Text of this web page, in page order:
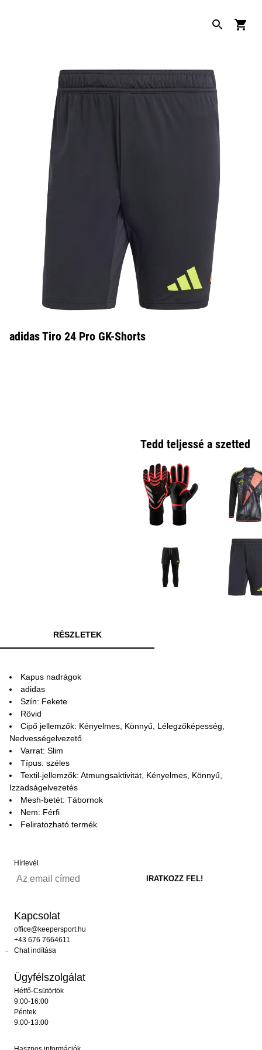
adidas Tiro 24 Pro GK-Shorts
Tedd teljessé a szetted
RÉSZLETEK
Kapus nadrágok
adidas
Szín: Fekete
Rövid
Cipő jellemzők: Kényelmes, Könnyű, Lélegzőképesség,
Nedvességelvezető
Varrat: Slim
Típus: széles
Textil-jellemzők: Atmungsaktivität, Kényelmes, Könnyű,
Izzadságelvezetés
Mesh-betét: Tábornok
Nem: Férfi
Feliratozható termék
Hírlevél
Kapcsolat
office@keepersport.hu
+43 676 7664611
Chat indítása
Ügyfélszolgálat
Hétfő-Csütörtök
9:00-16:00
Péntek
9:00-13:00